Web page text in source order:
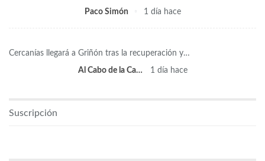
Paco Simón 1 día hace
Cercanías llegará a Griñón tras la recuperación y…
Al Cabo de la Calle 1 día hace
Suscripción